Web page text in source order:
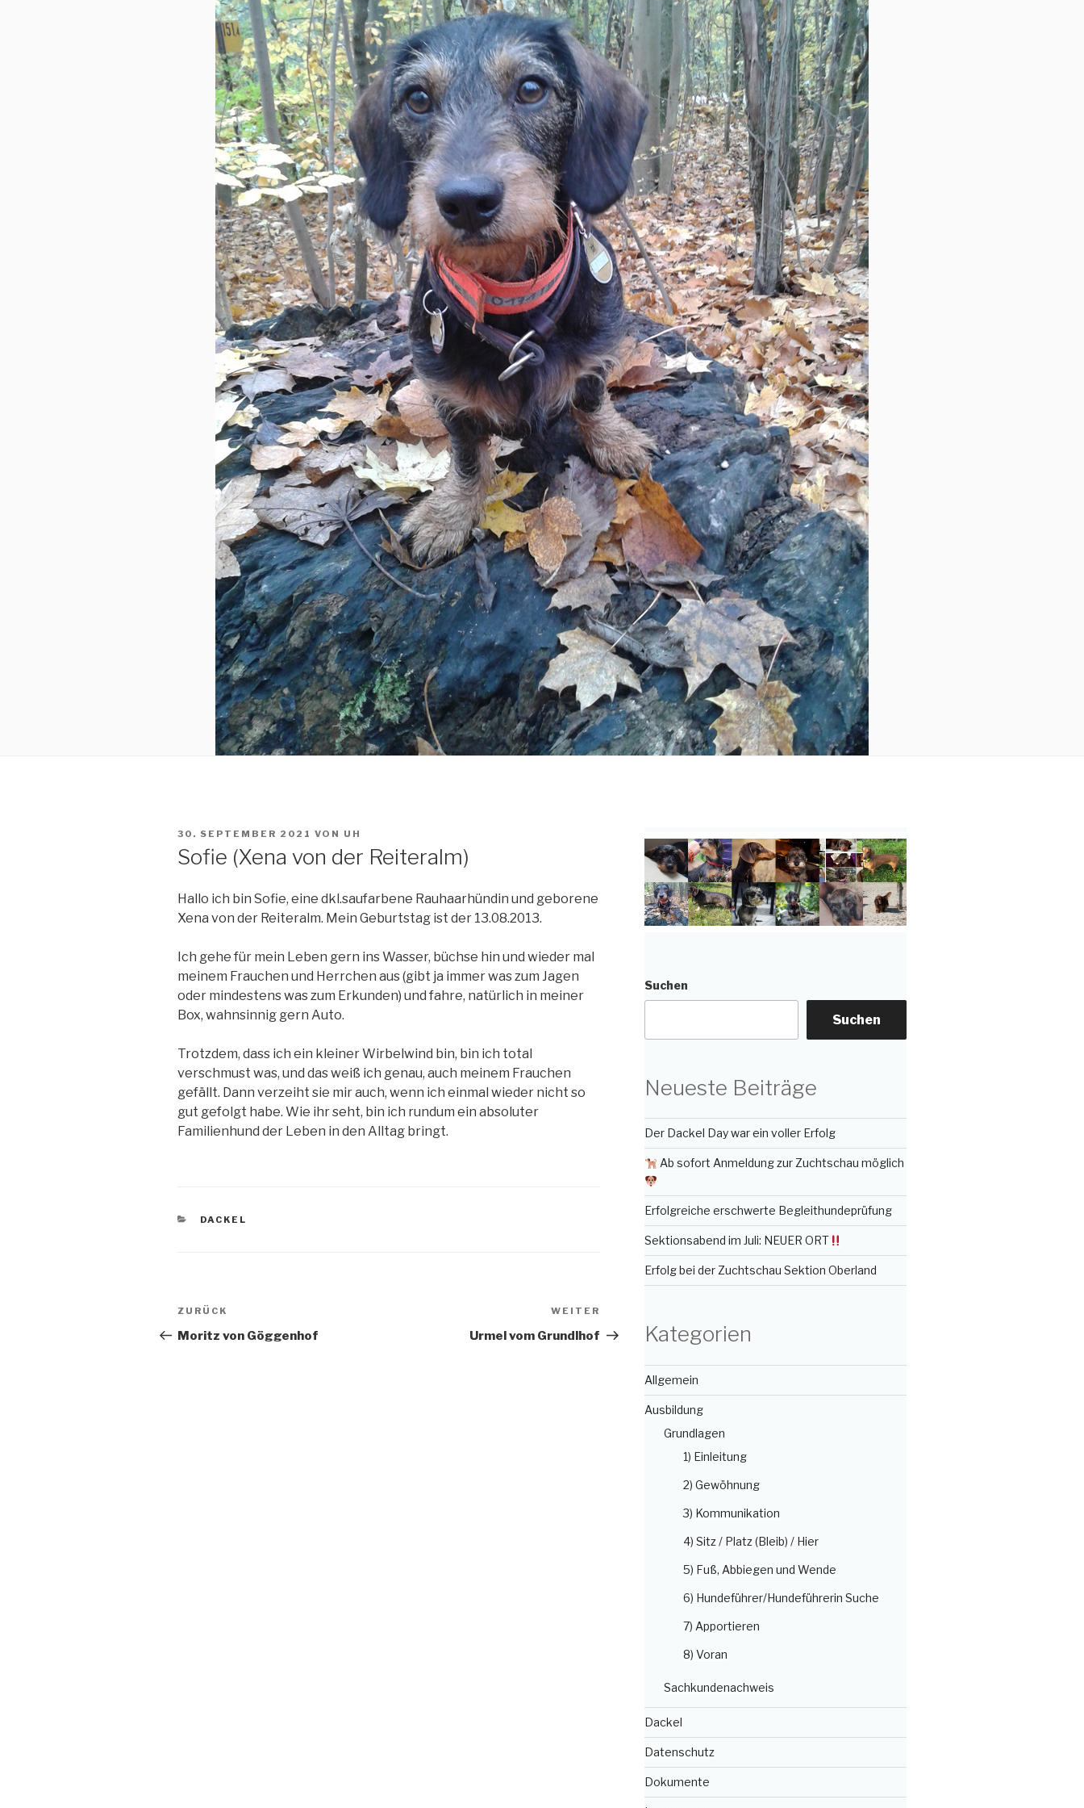
VERÖFFENTLICHT
30. SEPTEMBER 2021 VON UH
Sofie (Xena von der Reiteralm)
Hallo ich bin Sofie, eine dkl.saufarbene Rauhaarhündin und geborene
Xena von der Reiteralm. Mein Geburtstag ist der 13.08.2013.
Ich gehe für mein Leben gern ins Wasser, büchse hin und wieder mal
meinem Frauchen und Herrchen aus (gibt ja immer was zum Jagen
oder mindestens was zum Erkunden) und fahre, natürlich in meiner
Box, wahnsinnig gern Auto.
Trotzdem, dass ich ein kleiner Wirbelwind bin, bin ich total
verschmust was, und das weiß ich genau, auch meinem Frauchen
gefällt. Dann verzeiht sie mir auch, wenn ich einmal wieder nicht so
gut gefolgt habe. Wie ihr seht, bin ich rundum ein absoluter
Familienhund der Leben in den Alltag bringt.
KATEGORIEN
DACKEL
Beitragsnavigation
Vorheriger
Beitrag
ZURÜCK
Moritz von Göggenhof
Beitrag
WEITER
Urmel vom Grundlhof
Suchen
Suchen
Neueste Beiträge
Der Dackel Day war ein voller Erfolg
Ab sofort Anmeldung zur Zuchtschau möglich
Erfolgreiche erschwerte Begleithundeprüfung
Sektionsabend im Juli: NEUER ORT
Erfolg bei der Zuchtschau Sektion Oberland
Kategorien
Allgemein
Ausbildung
Grundlagen
1) Einleitung
2) Gewöhnung
3) Kommunikation
4) Sitz / Platz (Bleib) / Hier
5) Fuß, Abbiegen und Wende
6) Hundeführer/Hundeführerin Suche
7) Apportieren
8) Voran
Sachkundenachweis
Dackel
Datenschutz
Dokumente